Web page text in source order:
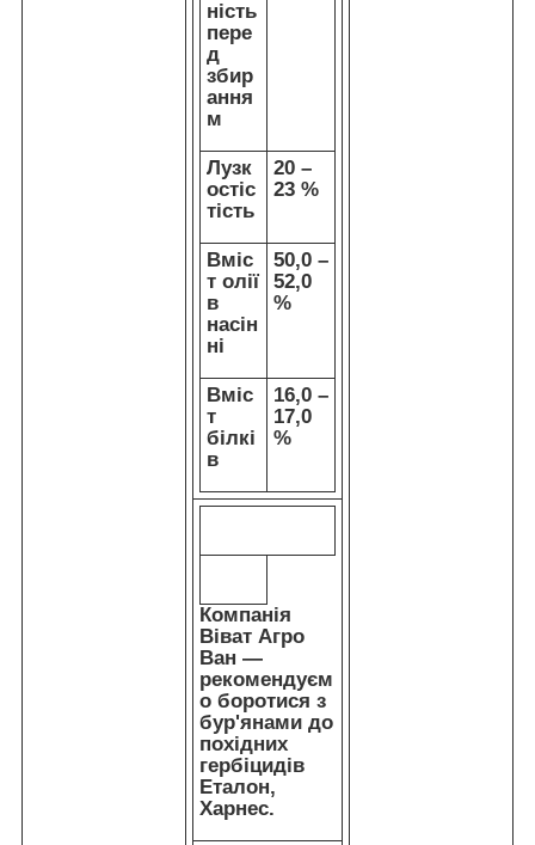
ність
пере
д
збир
ання
м
Лузк
остіс
тість
20 –
23 %
Вміс
т олії
в
насін
ні
50,0 –
52,0
%
Вміс
т
білкі
в
16,0 –
17,0
%
Компанія
Віват Агро
Ван —
рекомендуєм
о боротися з
бур'янами до
похідних
гербіцидів
Еталон,
Харнес.